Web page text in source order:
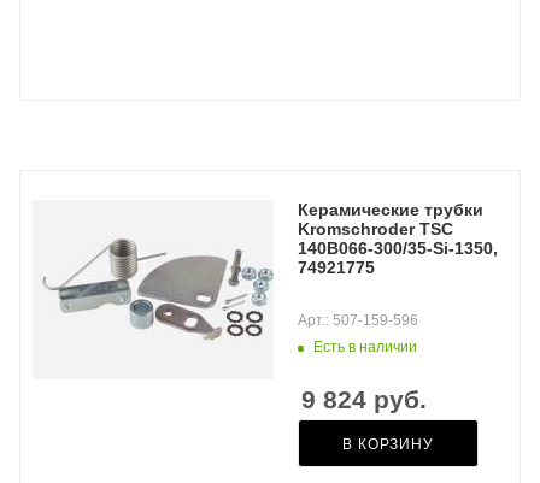
Керамические трубки
Kromschroder TSC
140B066-300/35-Si-1350,
74921775
Есть в наличии
Арт.: 507-159-596
9 824 руб.
В КОРЗИНУ